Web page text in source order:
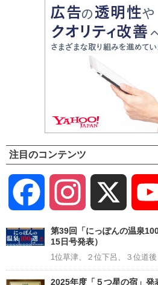
注目のコンテンツ
Facebook Instagram
第39回「にっぽんの温泉
15日号発表）
1位草津、２位下呂、３位道後
2025年度「５つ星の宿」